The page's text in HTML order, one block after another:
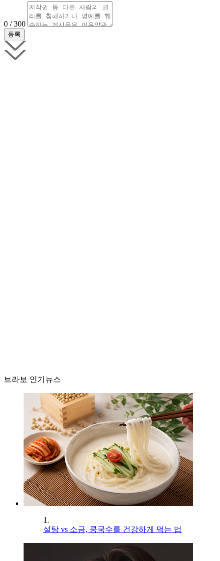
0 / 300
브라보 인기뉴스
1.
설탕 vs 소금, 콩국수를 건강하게 먹는 법